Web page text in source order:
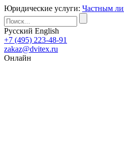
Юридические услуги: Частным
Русский English
+7 (495) 223-48-91
zakaz@dvitex.ru
Онлайн